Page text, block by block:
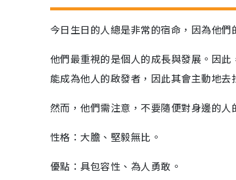
今日生日的人總是非常的宿命，因為他
他們最重視的是個人的成長與發展。因
能成為他人的啟發者，因此其會主動地
然而，他們需注意，不要隨便對身邊的
性格：大膽、堅毅無比。
優點：具包容性、為人勇敢。